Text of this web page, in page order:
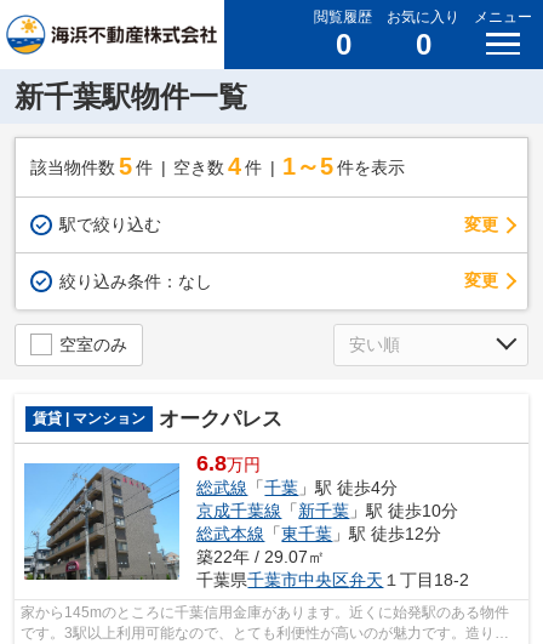
閲覧履歴
0
お気に入り
0
メニュー
新千葉駅物件一覧
該当物件数 5件 空き数 4 件 1～5 件を表示
駅で絞り込む 変更
絞り込み条件： なし 変更
空室のみ
賃貸 | マンション オークパレス
6.8万円
総武線 「千葉 」駅 徒歩4分
京成千葉線 「新千葉 」駅 徒歩10分
総武本線 「東千葉 」駅 徒歩12分
築22年 / 29.07㎡
千葉県千葉市中央区弁天 １丁目18-2
家から145mのところに千葉信用金庫があります。近くに始発駅のある物件
です。3駅以上利用可能なので、とても利便性が高いのが魅力です。造りと